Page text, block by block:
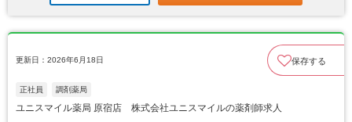
更新日：2026年6月18日 保存する
正社員 調剤薬局
ユニスマイル薬局 原宿店 株式会社ユニスマイルの薬剤師求人